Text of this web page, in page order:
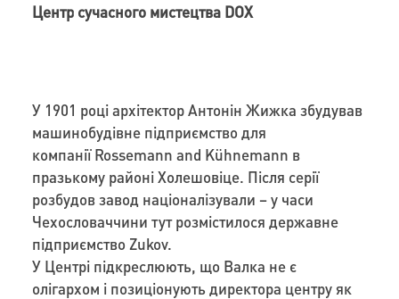
Центр сучасного мистецтва DOX
У 1901 році архітектор Антонін Жижка збудував
машинобудівне підприємство для
компанії Rossemann and Kühnemann в
празькому районі Холешовіце. Після серії
розбудов завод націоналізували – у часи
Чехословаччини тут розмістилося державне
підприємство Zukov.
У Центрі підкреслюють, що Валка не є
олігархом і позиціонують директора центру як